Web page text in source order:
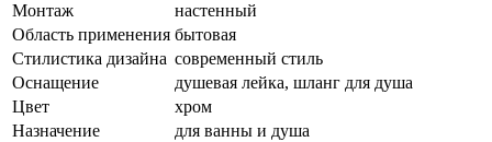
Монтаж
настенный
Область применения бытовая
Стилистика дизайна современный стиль
Оснащение
душевая лейка, шланг для душа
Цвет
хром
Назначение
для ванны и душа